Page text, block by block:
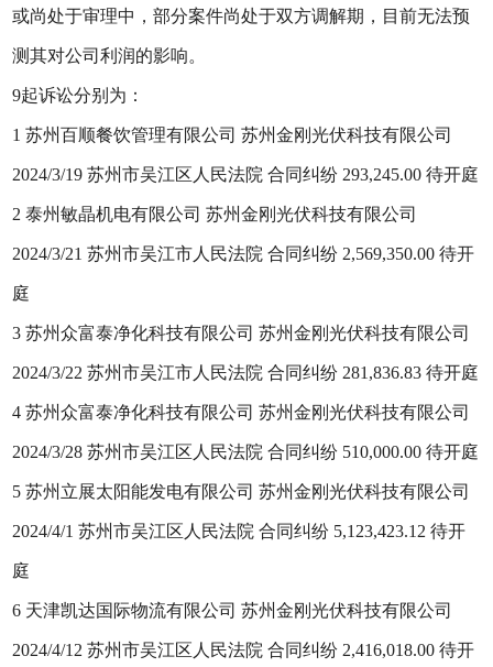
或尚处于审理中，部分案件尚处于双方调解期，目前无法预
测其对公司利润的影响。
9起诉讼分别为：
1 苏州百顺餐饮管理有限公司 苏州金刚光伏科技有限公司
2024/3/19 苏州市吴江区人民法院 合同纠纷 293,245.00 待开庭
2 泰州敏晶机电有限公司 苏州金刚光伏科技有限公司
2024/3/21 苏州市吴江市人民法院 合同纠纷 2,569,350.00 待开
庭
3 苏州众富泰净化科技有限公司 苏州金刚光伏科技有限公司
2024/3/22 苏州市吴江市人民法院 合同纠纷 281,836.83 待开庭
4 苏州众富泰净化科技有限公司 苏州金刚光伏科技有限公司
2024/3/28 苏州市吴江区人民法院 合同纠纷 510,000.00 待开庭
5 苏州立展太阳能发电有限公司 苏州金刚光伏科技有限公司
2024/4/1 苏州市吴江区人民法院 合同纠纷 5,123,423.12 待开
庭
6 天津凯达国际物流有限公司 苏州金刚光伏科技有限公司
2024/4/12 苏州市吴江区人民法院 合同纠纷 2,416,018.00 待开